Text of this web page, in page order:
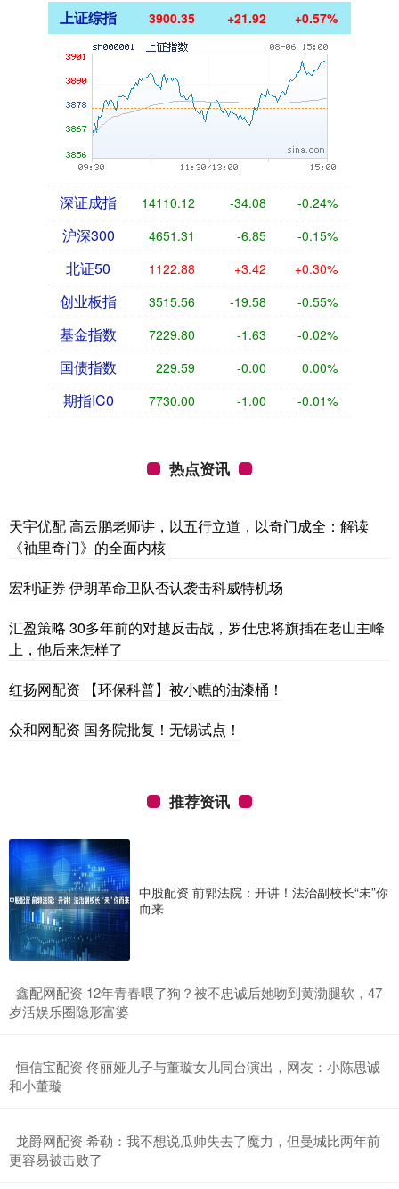
上证综指 3900.35 +21.92 +0.57%
深证成指 14110.12 -34.08 -0.24%
沪深300 4651.31 -6.85 -0.15%
北证50 1122.88 +3.42 +0.30%
创业板指 3515.56 -19.58 -0.55%
基金指数 7229.80 -1.63 -0.02%
国债指数 229.59 -0.00 0.00%
期指IC0 7730.00 -1.00 -0.01%
热点资讯
天宇优配 高云鹏老师讲，以五行立道，以奇门成全：解读
《袖里奇门》的全面内核
宏利证券 伊朗革命卫队否认袭击科威特机场
汇盈策略 30多年前的对越反击战，罗仕忠将旗插在老山主峰
上，他后来怎样了
红扬网配资 【环保科普】被小瞧的油漆桶！
众和网配资 国务院批复！无锡试点！
推荐资讯
中股配资 前郭法院：开讲！法治副校长“未”你
而来
​鑫配网配资 12年青春喂了狗？被不忠诚后她吻到黄渤腿软，47
岁活娱乐圈隐形富婆
​恒信宝配资 佟丽娅儿子与董璇女儿同台演出，网友：小陈思诚
和小董璇
​龙爵网配资 希勒：我不想说瓜帅失去了魔力，但曼城比两年前
更容易被击败了